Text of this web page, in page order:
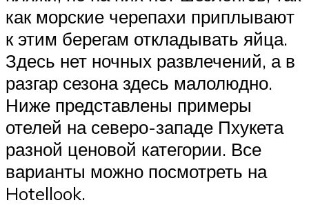
как морские черепахи приплывают
к этим берегам откладывать яйца.
Здесь нет ночных развлечений, а в
разгар сезона здесь малолюдно.
Ниже представлены примеры
отелей на северо-западе Пхукета
разной ценовой категории. Все
варианты можно посмотреть на
Hotellook.